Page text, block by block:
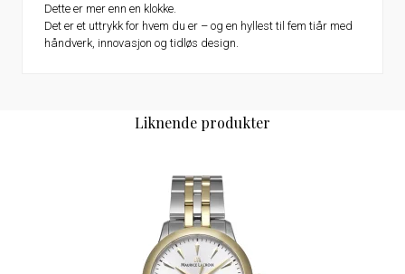
Dette er mer enn en klokke.
Det er et uttrykk for hvem du er – og en hyllest til fem tiår med
håndverk, innovasjon og tidløs design.
Liknende produkter